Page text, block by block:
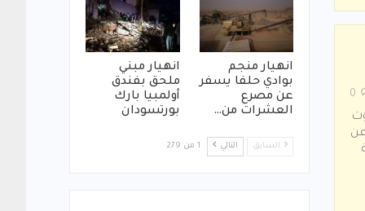
ﺑﻨﺴﺒﺔ 25% اﻟﻤﻮت
انهيار منجم
بوادي حلفا يسفر
عن مصرع
العشرات من…
انهيار مبني
ملحق بفندق
أولمبيا بارك
بورتسودان
السابق التالي 1 من 279